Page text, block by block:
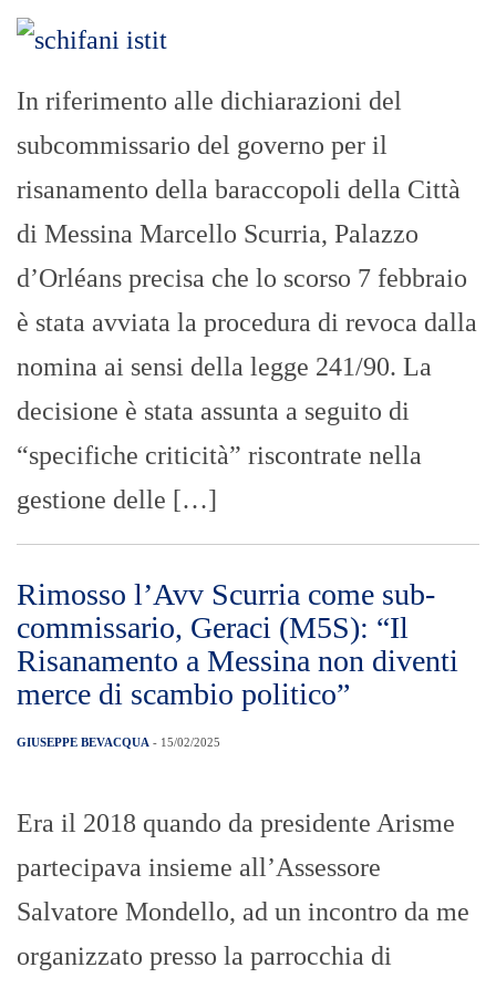
In riferimento alle dichiarazioni del
subcommissario del governo per il
risanamento della baraccopoli della Città
di Messina Marcello Scurria, Palazzo
d’Orléans precisa che lo scorso 7 febbraio
è stata avviata la procedura di revoca dalla
nomina ai sensi della legge 241/90. La
decisione è stata assunta a seguito di
“specifiche criticità” riscontrate nella
gestione delle […]
Rimosso l’Avv Scurria come sub-
commissario, Geraci (M5S): “Il
Risanamento a Messina non diventi
merce di scambio politico”
GIUSEPPE BEVACQUA - 15/02/2025
Era il 2018 quando da presidente Arisme
partecipava insieme all’Assessore
Salvatore Mondello, ad un incontro da me
organizzato presso la parrocchia di